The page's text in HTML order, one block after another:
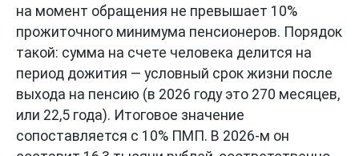
на момент обращения не превышает 10%
прожиточного минимума пенсионеров. Порядок
такой: сумма на счете человека делится на
период дожития — условный срок жизни после
выхода на пенсию (в 2026 году это 270 месяцев,
или 22,5 года). Итоговое значение
сопоставляется с 10% ПМП. В 2026-м он